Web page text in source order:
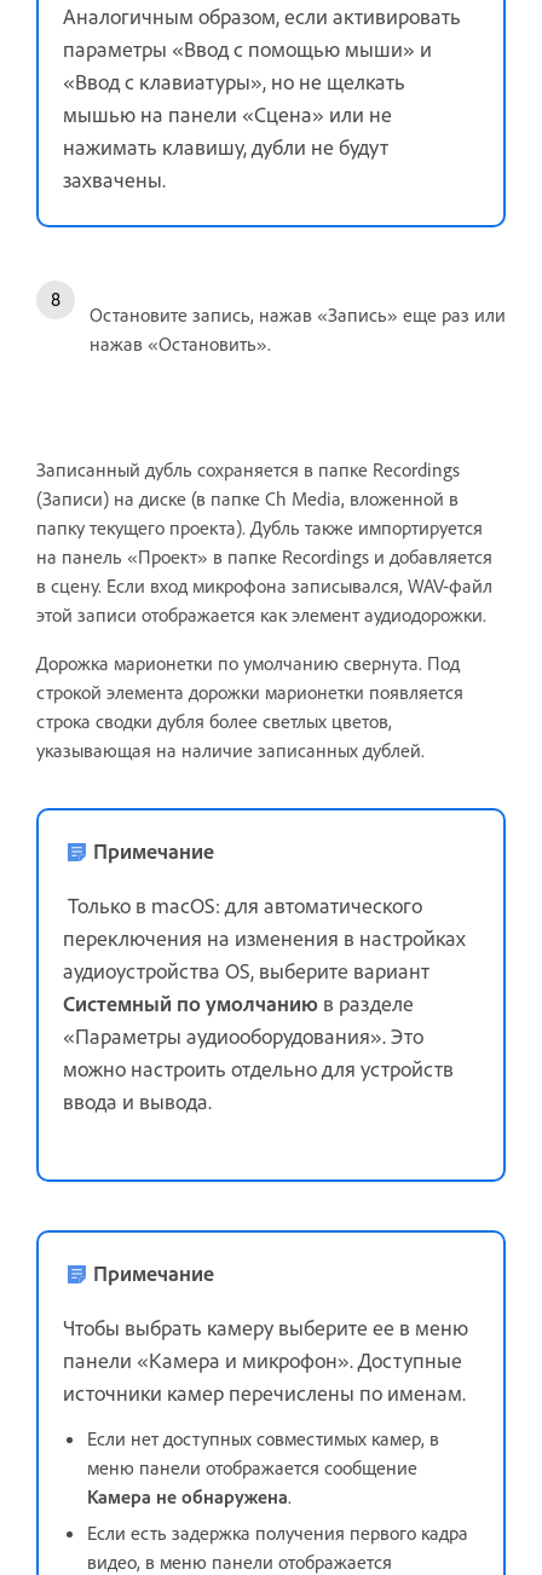
Аналогичным образом, если активировать
параметры «Ввод с помощью мыши» и
«Ввод с клавиатуры», но не щелкать
мышью на панели «Сцена» или не
нажимать клавишу, дубли не будут
захвачены.
Остановите запись, нажав «Запись» еще раз или
нажав «Остановить».
Записанный дубль сохраняется в папке Recordings
(Записи) на диске (в папке Ch Media, вложенной в
папку текущего проекта). Дубль также импортируется
на панель «Проект» в папке Recordings и добавляется
в сцену. Если вход микрофона записывался, WAV-файл
этой записи отображается как элемент аудиодорожки.
Дорожка марионетки по умолчанию свернута. Под
строкой элемента дорожки марионетки появляется
строка сводки дубля более светлых цветов,
указывающая на наличие записанных дублей.
Примечание
Только в macOS: для автоматического
переключения на изменения в настройках
аудиоустройства OS, выберите вариант
Системный по умолчанию в разделе
«Параметры аудиооборудования». Это
можно настроить отдельно для устройств
ввода и вывода.
Примечание
Чтобы выбрать камеру выберите ее в меню
панели «Камера и микрофон». Доступные
источники камер перечислены по именам.
Если нет доступных совместимых камер, в
меню панели отображается сообщение
Камера не обнаружена.
Если есть задержка получения первого кадра
видео, в меню панели отображается